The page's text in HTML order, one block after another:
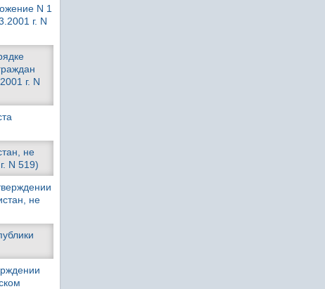
N 1
г. N
г. N
не
N 519)
не